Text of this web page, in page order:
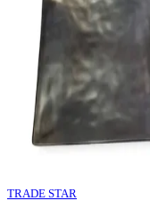
TRADE STAR